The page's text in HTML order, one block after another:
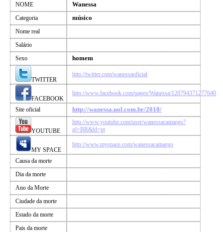
NOME Wanessa
Categoria músico
Nome real
Salário
Sexo
homem
TWITTER
http://twitter.com/wanessaoficial
FACEBOOK
http://www.facebook.com/pages/Wanessa/120794371277640
Site oficial http://wanessa.uol.com.br/2010/
YOUTUBE
http://www.youtube.com/user/wanessacamargo?
gl=BR&hl=pt
MY SPACE
http://www.myspace.com/wanessacamargo
Causa da morte
Dia da morte
Ano da Morte
Ciudade da morte
Estado da morte
Pais da morte